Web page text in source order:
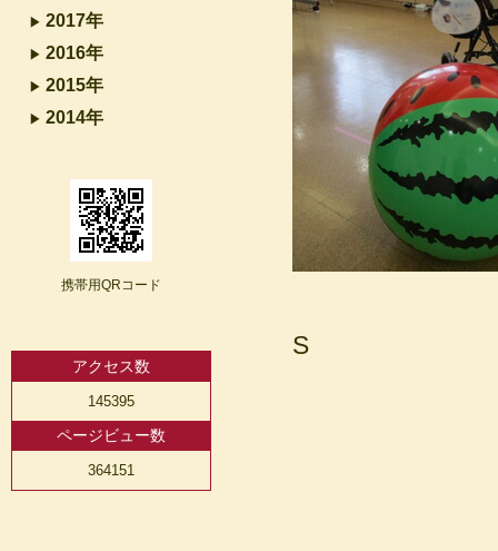
S
2017年
2016年
2015年
2014年
携帯用QRコード
アクセス数
145395
ページビュー数
364151